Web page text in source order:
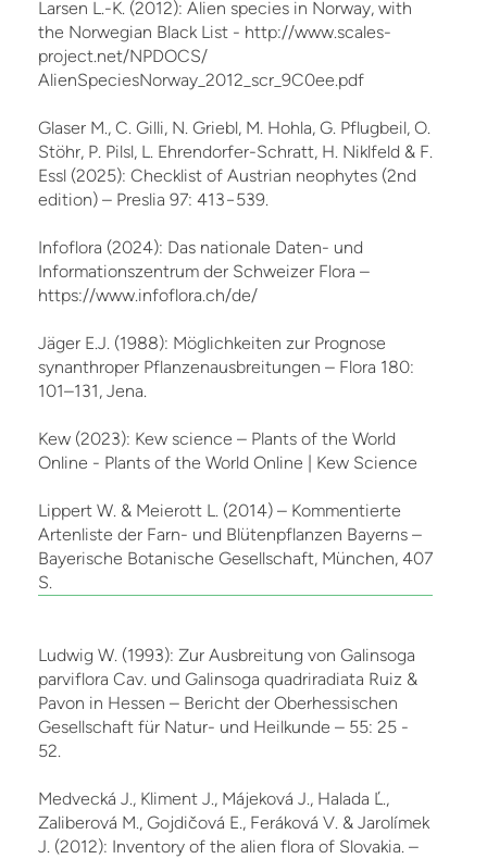
Larsen L.-K. (2012): Alien species in Norway, with
the Norwegian Black List - http://www.scales-
project.net/NPDOCS/
AlienSpeciesNorway_2012_scr_9C0ee.pdf
Glaser M., C. Gilli, N. Griebl, M. Hohla, G. Pflugbeil, O.
Stöhr, P. Pilsl, L. Ehrendorfer-Schratt, H. Niklfeld & F.
Essl (2025): Checklist of Austrian neophytes (2nd
edition) – Preslia 97: 413−539.
Infoflora (2024): Das nationale Daten- und
Informationszentrum der Schweizer Flora –
https://www.infoflora.ch/de/
Jäger E.J. (1988): Möglichkeiten zur Prognose
synanthroper Pflanzenausbreitungen – Flora 180:
101–131, Jena.
Kew (2023): Kew science – Plants of the World
Online - Plants of the World Online | Kew Science
Lippert W. & Meierott L. (2014) – Kommentierte
Artenliste der Farn- und Blütenpflanzen Bayerns –
Bayerische Botanische Gesellschaft, München, 407
S.
Ludwig W. (1993): Zur Ausbreitung von Galinsoga
parviflora Cav. und Galinsoga quadriradiata Ruiz &
Pavon in Hessen – Bericht der Oberhessischen
Gesellschaft für Natur- und Heilkunde – 55: 25 -
52.
Medvecká J., Kliment J., Májeková J., Halada Ľ.,
Zaliberová M., Gojdičová E., Feráková V. & Jarolímek
J. (2012): Inventory of the alien flora of Slovakia. –